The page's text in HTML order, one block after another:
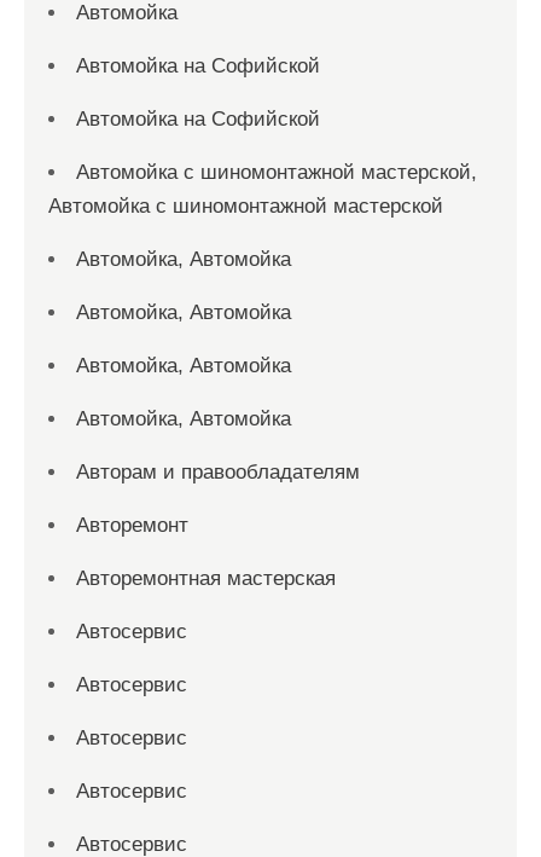
Автомойка
Автомойка на Софийской
Автомойка на Софийской
Автомойка с шиномонтажной мастерской,
Автомойка с шиномонтажной мастерской
Автомойка, Автомойка
Автомойка, Автомойка
Автомойка, Автомойка
Автомойка, Автомойка
Авторам и правообладателям
Авторемонт
Авторемонтная мастерская
Автосервис
Автосервис
Автосервис
Автосервис
Автосервис